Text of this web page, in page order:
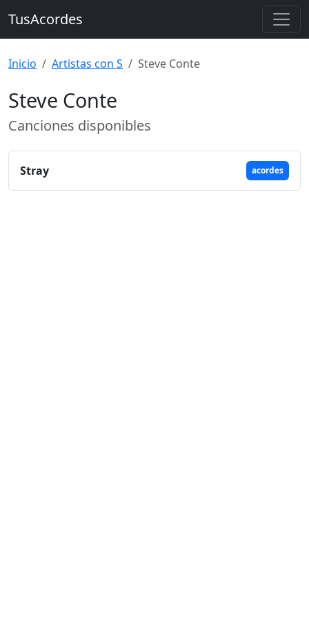
TusAcordes
Inicio Artistas con S Steve Conte
Steve Conte
Canciones disponibles
Stray acordes